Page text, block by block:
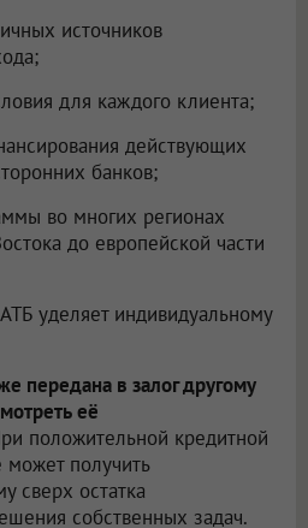
источников
для каждого клиента;
действующих
банков;
во многих регионах
до европейской части
уделяет индивидуальному
передана в залог другому
её
положительной кредитной
может получить
сверх остатка
собственных задач.